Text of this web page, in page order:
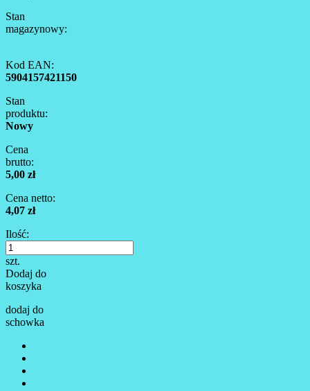
Stan
magazynowy:
Kod EAN:
5904157421150
Stan
produktu:
Nowy
Cena
brutto:
5,00 zł
Cena netto:
4,07 zł
Ilość:
szt.
Dodaj do
koszyka
dodaj do
schowka